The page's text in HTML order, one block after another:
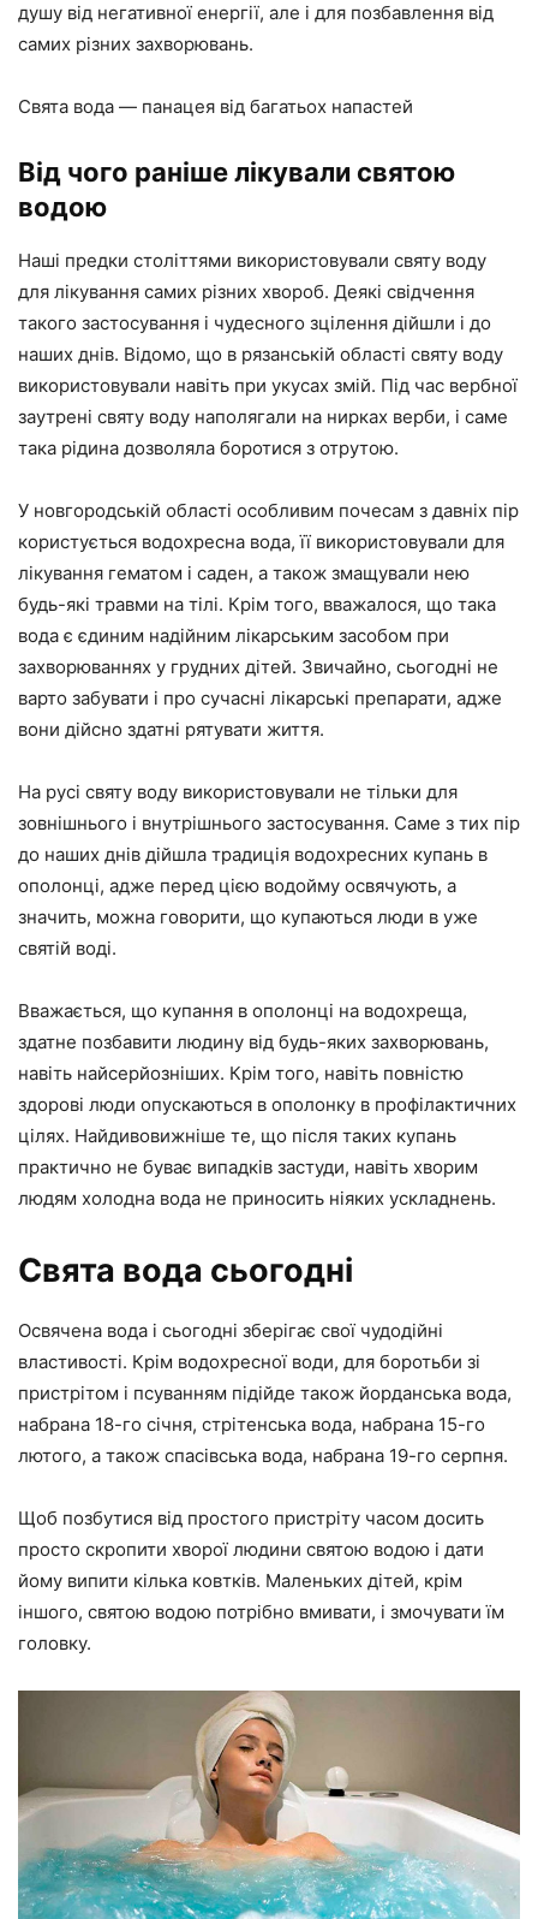
душу від негативної енергії, але і для позбавлення від
самих різних захворювань.
Свята вода — панацея від багатьох напастей
Від чого раніше лікували святою
водою
Наші предки століттями використовували святу воду
для лікування самих різних хвороб. Деякі свідчення
такого застосування і чудесного зцілення дійшли і до
наших днів. Відомо, що в рязанській області святу воду
використовували навіть при укусах змій. Під час вербної
заутрені святу воду наполягали на нирках верби, і саме
така рідина дозволяла боротися з отрутою.
У новгородській області особливим почесам з давніх пір
користується водохресна вода, її використовували для
лікування гематом і саден, а також змащували нею
будь-які травми на тілі. Крім того, вважалося, що така
вода є єдиним надійним лікарським засобом при
захворюваннях у грудних дітей. Звичайно, сьогодні не
варто забувати і про сучасні лікарські препарати, адже
вони дійсно здатні рятувати життя.
На русі святу воду використовували не тільки для
зовнішнього і внутрішнього застосування. Саме з тих пір
до наших днів дійшла традиція водохресних купань в
ополонці, адже перед цією водойму освячують, а
значить, можна говорити, що купаються люди в уже
святій воді.
Вважається, що купання в ополонці на водохреща,
здатне позбавити людину від будь-яких захворювань,
навіть найсерйозніших. Крім того, навіть повністю
здорові люди опускаються в ополонку в профілактичних
цілях. Найдивовижніше те, що після таких купань
практично не буває випадків застуди, навіть хворим
людям холодна вода не приносить ніяких ускладнень.
Свята вода сьогодні
Освячена вода і сьогодні зберігає свої чудодійні
властивості. Крім водохресної води, для боротьби зі
пристрітом і псуванням підійде також йорданська вода,
набрана 18-го січня, стрітенська вода, набрана 15-го
лютого, а також спасівська вода, набрана 19-го серпня.
Щоб позбутися від простого пристріту часом досить
просто скропити хворої людини святою водою і дати
йому випити кілька ковтків. Маленьких дітей, крім
іншого, святою водою потрібно вмивати, і змочувати їм
головку.